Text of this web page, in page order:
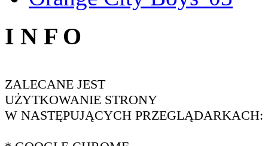
I N F O
ZALECANE JEST
UŻYTKOWANIE STRONY
W NASTĘPUJĄCYCH PRZEGLĄDARKACH: